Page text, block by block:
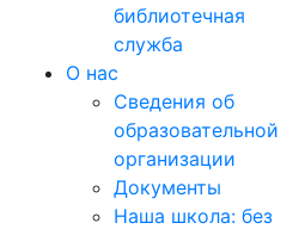
библиотечная
служба
О нас
Сведения об
образовательной
организации
Документы
Наша школа: без